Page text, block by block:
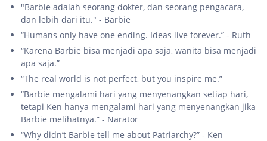
"Barbie adalah seorang dokter, dan seorang pengacara,
dan lebih dari itu." - Barbie
“Humans only have one ending. Ideas live forever.” - Ruth
“Karena Barbie bisa menjadi apa saja, wanita bisa menjadi
apa saja.”
“The real world is not perfect, but you inspire me.”
“Barbie mengalami hari yang menyenangkan setiap hari,
tetapi Ken hanya mengalami hari yang menyenangkan jika
Barbie melihatnya.” - Narator
“Why didn’t Barbie tell me about Patriarchy?” - Ken